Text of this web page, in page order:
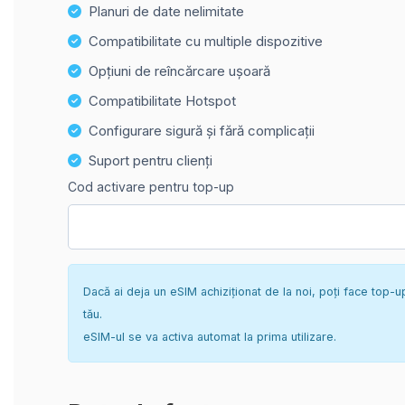
Planuri de date nelimitate
Compatibilitate cu multiple dispozitive
Opțiuni de reîncărcare ușoară
Compatibilitate Hotspot
Configurare sigură și fără complicații
Suport pentru clienți
Cod activare pentru top-up
Dacă ai deja un eSIM achiziționat de la noi, poți face
tău.
eSIM-ul se va activa automat la prima utilizare.